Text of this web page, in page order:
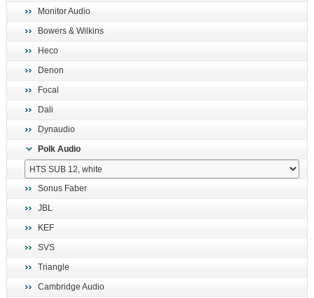
Monitor Audio
Bowers & Wilkins
Heco
Denon
Focal
Dali
Dynaudio
Polk Audio
Sonus Faber
JBL
KEF
SVS
Triangle
Cambridge Audio